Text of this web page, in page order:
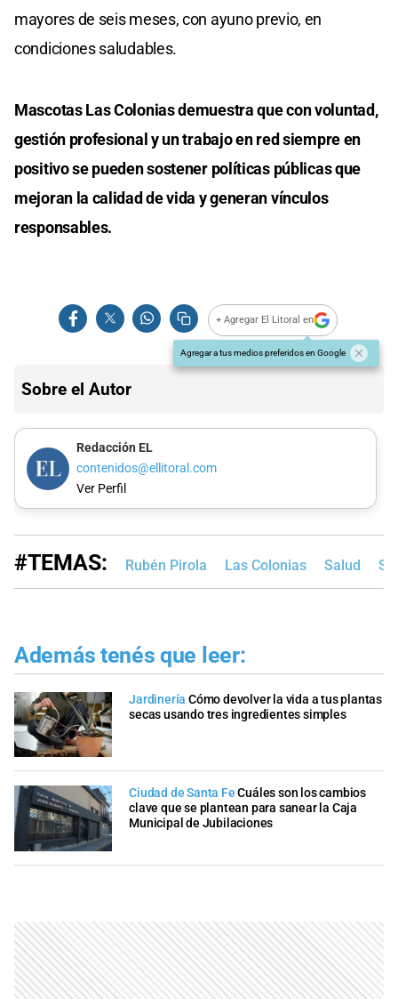
mayores de seis meses, con ayuno previo, en
condiciones saludables.
Mascotas Las Colonias demuestra que con voluntad,
gestión profesional y un trabajo en red siempre en
positivo se pueden sostener políticas públicas que
mejoran la calidad de vida y generan vínculos
responsables.
+ Agregar El Litoral en
Agregar a tus medios preferidos en Google
Sobre el Autor
Redacción EL
contenidos@ellitoral.com
Ver Perfil
#TEMAS: Rubén Pirola Las Colonias Salud
Además tenés que leer:
Jardinería Cómo devolver la vida a tus plantas
secas usando tres ingredientes simples
Ciudad de Santa Fe Cuáles son los cambios
clave que se plantean para sanear la Caja
Municipal de Jubilaciones